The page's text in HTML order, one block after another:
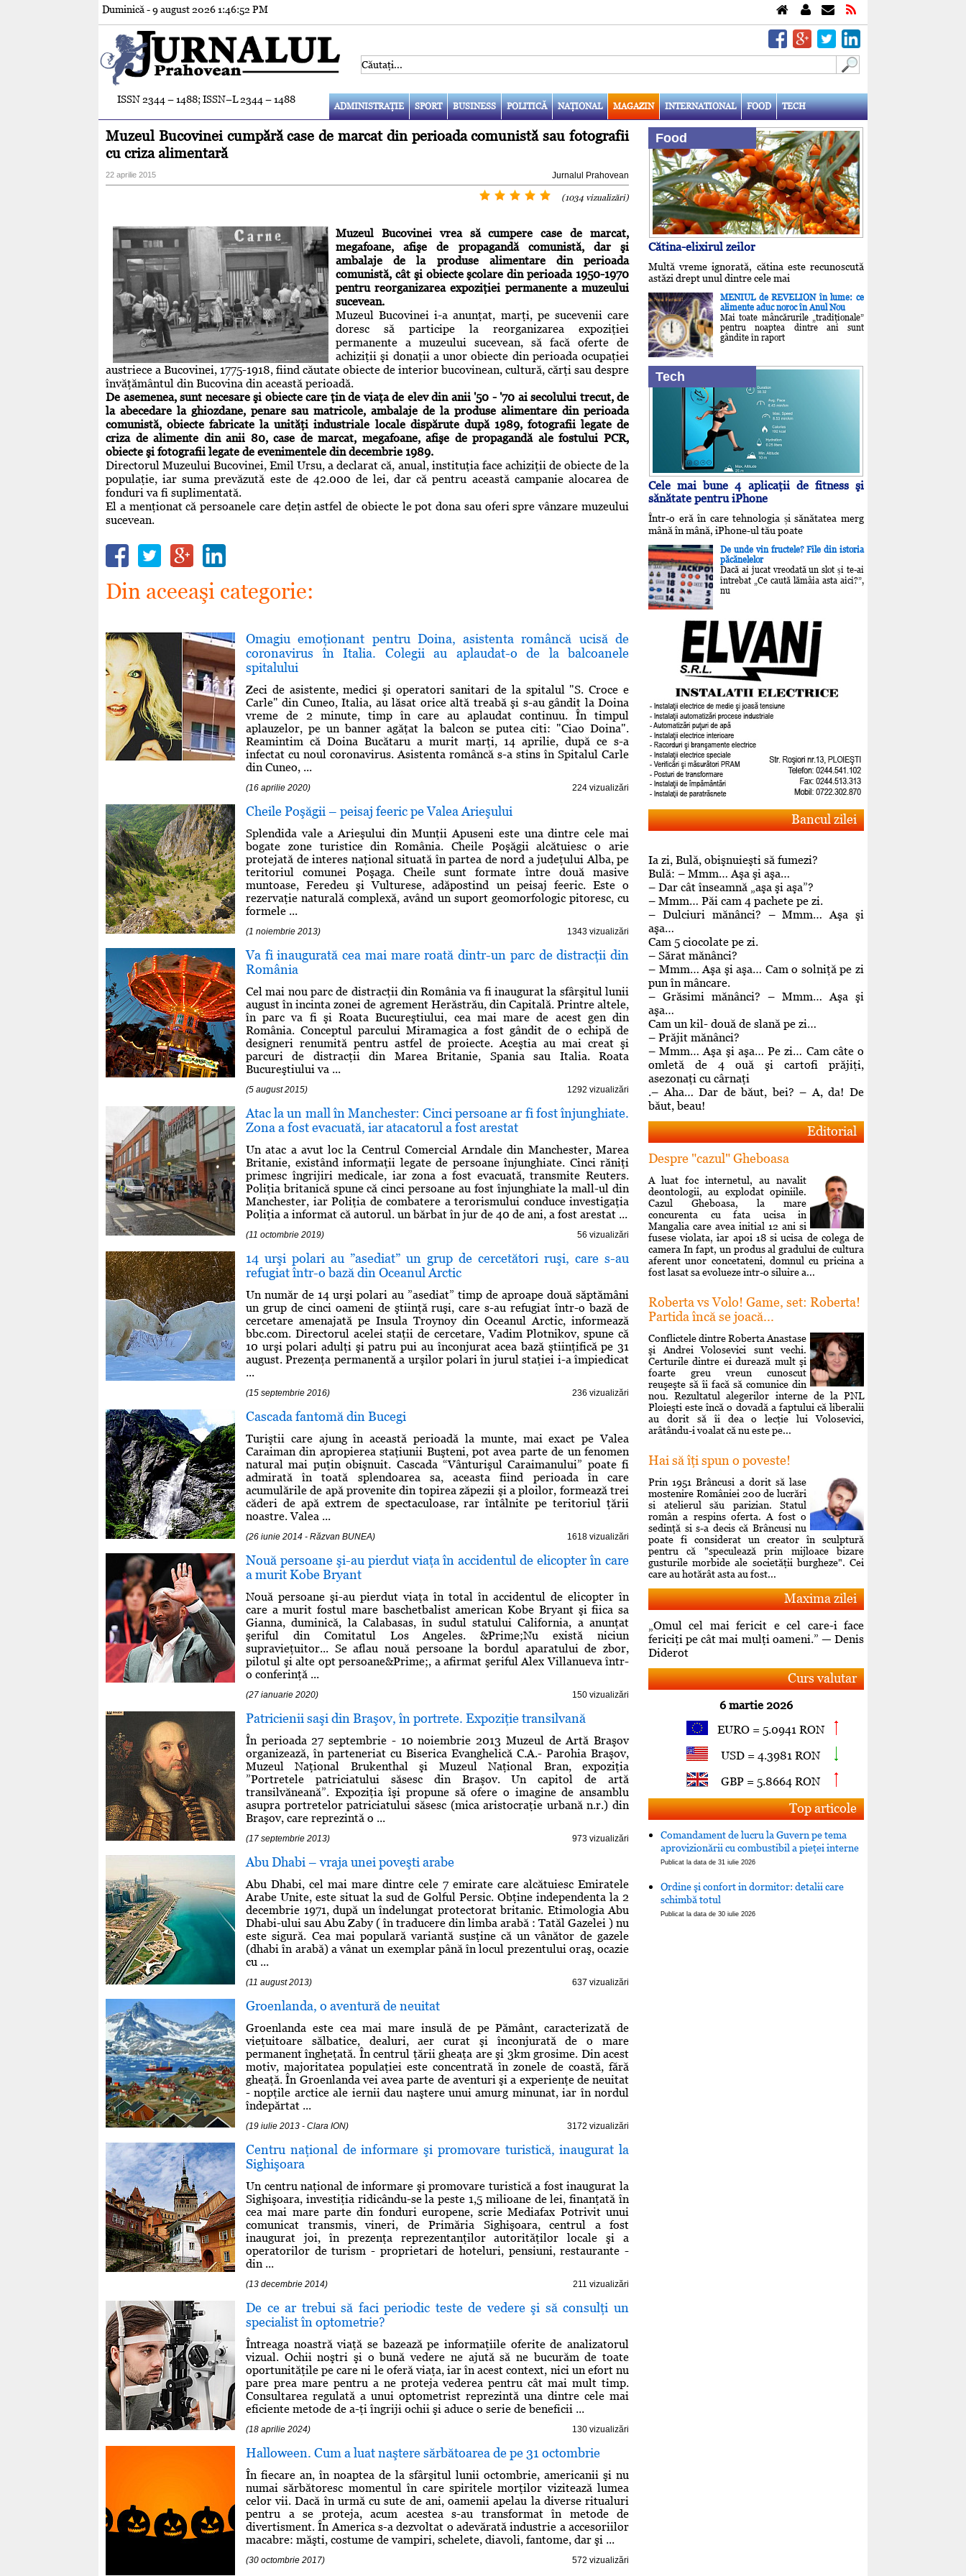
Duminică - 9 august 20261:46:53 PM
ISSN 2344 – 1488; ISSN–L 2344 – 1488
ADMINISTRAŢIE SPORT BUSINESS POLITICĂ NAŢIONAL MAGAZIN INTERNATIONAL FOOD TECH
Muzeul Bucovinei cumpără case de marcat din perioada comunistă sau fotografii
cu criza alimentară
22 aprilie 2015 Jurnalul Prahovean
(1034 vizualizări)
Muzeul Bucovinei vrea să cumpere case de marcat,
megafoane, afişe de propagandă comunistă, dar şi
ambalaje de la produse alimentare din perioada
comunistă, cât şi obiecte şcolare din perioada 1950-1970
pentru reorganizarea expoziţiei permanente a muzeului
sucevean.
Muzeul Bucovinei i-a anunţat, marţi, pe sucevenii care
doresc să participe la reorganizarea expoziţiei
permanente a muzeului sucevean, să facă oferte de
achiziţii şi donaţii a unor obiecte din perioada ocupaţiei
austriece a Bucovinei, 1775-1918, fiind căutate obiecte de interior bucovinean, cultură, cărţi sau despre
învăţământul din Bucovina din această perioadă.
De asemenea, sunt necesare şi obiecte care ţin de viaţa de elev din anii '50 - '70 ai secolului trecut, de
la abecedare la ghiozdane, penare sau matricole, ambalaje de la produse alimentare din perioada
comunistă, obiecte fabricate la unităţi industriale locale dispărute după 1989, fotografii legate de
criza de alimente din anii 80, case de marcat, megafoane, afişe de propagandă ale fostului PCR,
obiecte şi fotografii legate de evenimentele din decembrie 1989.
Directorul Muzeului Bucovinei, Emil Ursu, a declarat că, anual, instituţia face achiziţii de obiecte de la
populaţie, iar suma prevăzută este de 42.000 de lei, dar că pentru această campanie alocarea de
fonduri va fi suplimentată.
El a menţionat că persoanele care deţin astfel de obiecte le pot dona sau oferi spre vânzare muzeului
sucevean.
Din aceeaşi categorie:
Omagiu emoţionant pentru Doina, asistenta româncă ucisă de
coronavirus în Italia. Colegii au aplaudat-o de la balcoanele
spitalului
Zeci de asistente, medici şi operatori sanitari de la spitalul "S. Croce e
Carle" din Cuneo, Italia, au lăsat orice altă treabă şi s-au gândit la Doina
vreme de 2 minute, timp în care au aplaudat continuu. În timpul
aplauzelor, pe un banner agăţat la balcon se putea citi: "Ciao Doina".
Reamintim că Doina Bucătaru a murit marţi, 14 aprilie, după ce s-a
infectat cu noul coronavirus. Asistenta româncă s-a stins în Spitalul Carle
din Cuneo, ...
(16 aprilie 2020) 224 vizualizări
Cheile Poşăgii – peisaj feeric pe Valea Arieşului
Splendida vale a Arieşului din Munţii Apuseni este una dintre cele mai
bogate zone turistice din România. Cheile Poşăgii alcătuiesc o arie
protejată de interes naţional situată în partea de nord a judeţului Alba, pe
teritoriul comunei Poşaga. Cheile sunt formate între două masive
muntoase, Feredeu şi Vulturese, adăpostind un peisaj feeric. Este o
rezervaţie naturală complexă, având un suport geomorfologic pitoresc, cu
formele ...
(1 noiembrie 2013) 1343 vizualizări
Va fi inaugurată cea mai mare roată dintr-un parc de distracţii din
România
Cel mai nou parc de distracţii din România va fi inaugurat la sfârşitul lunii
august în incinta zonei de agrement Herăstrău, din Capitală. Printre altele,
în parc va fi şi Roata Bucureştiului, cea mai mare de acest gen din
România. Conceptul parcului Miramagica a fost gândit de o echipă de
designeri renumită pentru astfel de proiecte. Aceştia au mai creat şi
parcuri de distracţii din Marea Britanie, Spania sau Italia. Roata
Bucureştiului va ...
(5 august 2015) 1292 vizualizări
Atac la un mall în Manchester: Cinci persoane ar fi fost înjunghiate.
Zona a fost evacuată, iar atacatorul a fost arestat
Un atac a avut loc la Centrul Comercial Arndale din Manchester, Marea
Britanie, existând informaţii legate de persoane înjunghiate. Cinci răniţi
primesc îngrijiri medicale, iar zona a fost evacuată, transmite Reuters.
Poliţia britanică spune că cinci persoane au fost înjunghiate la mall-ul din
Manchester, iar Poliţia de combatere a terorismului conduce investigaţia
Poliţia a informat că autorul. un bărbat în jur de 40 de ani, a fost arestat ...
(11 octombrie 2019) 56 vizualizări
14 urşi polari au ”asediat” un grup de cercetători ruşi, care s-au
refugiat într-o bază din Oceanul Arctic
Un număr de 14 urşi polari au ”asediat” timp de aproape două săptămâni
un grup de cinci oameni de ştiinţă ruşi, care s-au refugiat într-o bază de
cercetare amenajată pe Insula Troynoy din Oceanul Arctic, informează
bbc.com. Directorul acelei staţii de cercetare, Vadim Plotnikov, spune că
10 urşi polari adulţi şi patru pui au înconjurat acea bază ştiinţifică pe 31
august. Prezenţa permanentă a urşilor polari în jurul staţiei i-a împiedicat
...
(15 septembrie 2016) 236 vizualizări
Cascada fantomă din Bucegi
Turiştii care ajung în această perioadă la munte, mai exact pe Valea
Caraiman din apropierea staţiunii Buşteni, pot avea parte de un fenomen
natural mai puţin obişnuit. Cascada “Vânturişul Caraimanului” poate fi
admirată în toată splendoarea sa, aceasta fiind perioada în care
acumulările de apă provenite din topirea zăpezii şi a ploilor, formează trei
căderi de apă extrem de spectaculoase, rar întâlnite pe teritoriul ţării
noastre. Valea ...
(26 iunie 2014 - Răzvan BUNEA) 1618 vizualizări
Nouă persoane şi-au pierdut viaţa în accidentul de elicopter în care
a murit Kobe Bryant
Nouă persoane şi-au pierdut viaţa în total în accidentul de elicopter în
care a murit fostul mare baschetbalist american Kobe Bryant şi fiica sa
Gianna, duminică, la Calabasas, în sudul statului California, a anunţat
şeriful din Comitatul Los Angeles. &Prime;Nu există niciun
supravieţuitor... Se aflau nouă persoane la bordul aparatului de zbor,
pilotul şi alte opt persoane&Prime;⁣, a afirmat şeriful Alex Villanueva într-
o conferinţă ...
(27 ianuarie 2020) 150 vizualizări
Patricienii saşi din Braşov, în portrete. Expoziţie transilvană
În perioada 27 septembrie - 10 noiembrie 2013 Muzeul de Artă Braşov
organizează, în parteneriat cu Biserica Evanghelică C.A.- Parohia Braşov,
Muzeul Naţional Brukenthal şi Muzeul Naţional Bran, expoziţia
”Portretele patriciatului săsesc din Braşov. Un capitol de artă
transilvăneană”. Expoziţia îşi propune să ofere o imagine de ansamblu
asupra portretelor patriciatului săsesc (mica aristocraţie urbană n.r.) din
Braşov, care reprezintă o ...
(17 septembrie 2013) 973 vizualizări
Abu Dhabi – vraja unei poveşti arabe
Abu Dhabi, cel mai mare dintre cele 7 emirate care alcătuiesc Emiratele
Arabe Unite, este situat la sud de Golful Persic. Obţine independenta la 2
decembrie 1971, după un îndelungat protectorat britanic. Etimologia Abu
Dhabi-ului sau Abu Zaby ( în traducere din limba arabă : Tatăl Gazelei ) nu
este sigură. Cea mai populară variantă susţine că un vânător de gazele
(dhabi în arabă) a vânat un exemplar până în locul prezentului oraş, ocazie
cu ...
(11 august 2013) 637 vizualizări
Groenlanda, o aventură de neuitat
Groenlanda este cea mai mare insulă de pe Pământ, caracterizată de
vieţuitoare sălbatice, dealuri, aer curat şi înconjurată de o mare
permanent îngheţată. În centrul ţării gheaţa are şi 3km grosime. Din acest
motiv, majoritatea populaţiei este concentrată în zonele de coastă, fără
gheaţă. În Groenlanda vei avea parte de aventuri şi a experienţe de neuitat
- nopţile arctice ale iernii dau naştere unui amurg minunat, iar în nordul
îndepărtat ...
(19 iulie 2013 - Clara ION) 3172 vizualizări
Centru naţional de informare şi promovare turistică, inaugurat la
Sighişoara
Un centru naţional de informare şi promovare turistică a fost inaugurat la
Sighişoara, investiţia ridicându-se la peste 1,5 milioane de lei, finanţată în
cea mai mare parte din fonduri europene, scrie Mediafax Potrivit unui
comunicat transmis, vineri, de Primăria Sighişoara, centrul a fost
inaugurat joi, în prezenţa reprezentanţilor autorităţilor locale şi a
operatorilor de turism - proprietari de hoteluri, pensiuni, restaurante -
din ...
(13 decembrie 2014) 211 vizualizări
De ce ar trebui să faci periodic teste de vedere şi să consulţi un
specialist în optometrie?
Întreaga noastră viaţă se bazează pe informaţiile oferite de analizatorul
vizual. Ochii noştri şi o bună vedere ne ajută să ne bucurăm de toate
oportunităţile pe care ni le oferă viaţa, iar în acest context, nici un efort nu
pare prea mare pentru a ne proteja vederea pentru cât mai mult timp.
Consultarea regulată a unui optometrist reprezintă una dintre cele mai
eficiente metode de a-ţi îngriji ochii şi aduce o serie de beneficii ...
(18 aprilie 2024) 130 vizualizări
Halloween. Cum a luat naştere sărbătoarea de pe 31 octombrie
În fiecare an, în noaptea de la sfârşitul lunii octombrie, americanii şi nu
numai sărbătoresc momentul în care spiritele morţilor vizitează lumea
celor vii. Dacă în urmă cu sute de ani, oamenii apelau la diverse ritualuri
pentru a se proteja, acum acestea s-au transformat în metode de
divertisment. În America s-a dezvoltat o adevărată industrie a accesoriilor
macabre: măşti, costume de vampiri, schelete, diavoli, fantome, dar şi ...
(30 octombrie 2017) 572 vizualizări
Food
Cătina-elixirul zeilor
Multă vreme ignorată, cătina este recunoscută
astăzi drept unul dintre cele mai
MENIUL de REVELION în lume: ce
alimente aduc noroc în Anul Nou
Mai toate mâncărurile „tradiţionale”
pentru noaptea dintre ani sunt
gândite în raport
Tech
Cele mai bune 4 aplicaţii de fitness şi
sănătate pentru iPhone
Într-o eră în care tehnologia și sănătatea merg
mână în mână, iPhone-ul tău poate
De unde vin fructele? File din istoria
păcănelelor
Dacă ai jucat vreodată un slot și te-ai
întrebat „Ce caută lămâia asta aici?”,
nu
Bancul zilei
Ia zi, Bulă, obişnuieşti să fumezi?
Bulă: – Mmm… Aşa şi aşa…
– Dar cât înseamnă „aşa şi aşa”?
– Mmm… Păi cam 4 pachete pe zi.
– Dulciuri mănânci? – Mmm… Aşa şi
aşa…
Cam 5 ciocolate pe zi.
– Sărat mănânci?
– Mmm… Aşa şi aşa… Cam o solniţă pe zi
pun în mâncare.
– Grăsimi mănânci? – Mmm… Aşa şi
aşa…
Cam un kil- două de slană pe zi…
– Prăjit mănânci?
– Mmm… Aşa şi aşa… Pe zi… Cam câte o
omletă de 4 ouă şi cartofi prăjiţi,
asezonaţi cu cârnaţi
.– Aha… Dar de băut, bei? – A, da! De
băut, beau!
Editorial
Despre "cazul" Gheboasa
A luat foc internetul, au navalit
deontologii, au explodat opiniile.
Cazul Gheboasa, la mare
concurenta cu fata ucisa in
Mangalia care avea initial 12 ani si
fusese violata, iar apoi 18 si ucisa de colega de
camera In fapt, un produs al gradului de cultura
aferent unor concetateni, domnul cu pricina a
fost lasat sa evolueze intr-o siluire a...
Roberta vs Volo! Game, set: Roberta!
Partida încă se joacă...
Conflictele dintre Roberta Anastase
şi Andrei Volosevici sunt vechi.
Certurile dintre ei durează mult şi
foarte greu vreun cunoscut
reuşeşte să îi facă să comunice din
nou. Rezultatul alegerilor interne de la PNL
Ploieşti este încă o dovadă a faptului că liberalii
au dorit să îi dea o lecţie lui Volosevici,
arâtându-i voalat că nu este pe...
Hai să îţi spun o poveste!
Prin 1951 Brâncusi a dorit să lase
mostenire României 200 de lucrări
si atelierul său parizian. Statul
român a respins oferta. A fost o
sedinţă si s-a decis că Brâncusi nu
poate fi considerat un creator în sculptură
pentru că "speculează prin mijloace bizare
gusturile morbide ale societăţii burgheze". Cei
care au hotărât asta au fost...
Maxima zilei
„Omul cel mai fericit e cel care-i face
fericiţi pe cât mai mulţi oameni.” — Denis
Diderot
Curs valutar
6 martie 2026
EURO = 5.0941 RON
USD = 4.3981 RON
GBP = 5.8664 RON
Top articole
Comandament de lucru la Guvern pe tema
aprovizionării cu combustibil a pieţei interne
Publicat la data de 31 iulie 2026
Ordine şi confort in dormitor: detalii care
schimbă totul
Publicat la data de 30 iulie 2026